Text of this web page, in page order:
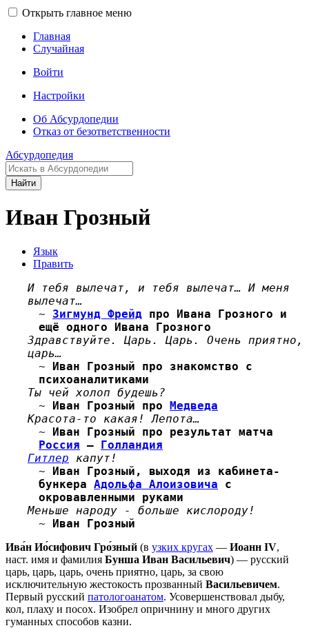
Открыть главное меню
Главная
Случайная
Войти
Настройки
Об Абсурдопедии
Отказ от безответственности
Абсурдопедия
Найти
Иван Грозный
Язык
Править
И тебя вылечат, и тебя вылечат… И меня
вылечат…
~ Зигмунд Фрейд про Ивана Грозного и
ещё одного Ивана Грозного
Здравствуйте. Царь. Царь. Очень приятно,
царь…
~ Иван Грозный про знакомство с
психоаналитиками
Ты чей холоп будешь?
~ Иван Грозный про Медведа
Красота-то какая! Лепота…
~ Иван Грозный про результат матча
Россия — Голландия
Гитлер капут!
~ Иван Грозный, выходя из кабинета-
бункера Адольфа Алоизовича с
окровавленными руками
Меньше народу - больше кислороду!
~ Иван Грозный
Ива́н Ио́сифович Гро́зный (в узких кругах — Иоанн IV,
наст. имя и фамилия Бунша Иван Васильевич) — русский
царь, царь, царь, очень приятно, царь, за свою
исключительную жестокость прозванный Васильевичем.
Первый русский патологоанатом. Усовершенствовал дыбу,
кол, плаху и посох. Изобрел опричнину и много других
гуманных способов казни.